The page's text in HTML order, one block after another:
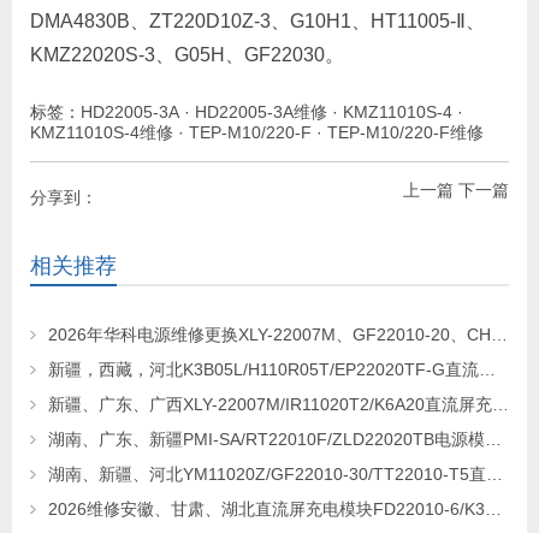
DMA4830B、ZT220D10Z-3、G10H1、HT11005-Ⅱ、
KMZ22020S-3、G05H、GF22030。
标签： HD22005-3A · HD22005-3A维修 · KMZ11010S-4 ·
KMZ11010S-4维修 · TEP-M10/220-F · TEP-M10/220-F维修
上一篇 下一篇
分享到：
相关推荐
2026年华科电源维修更换XLY-22007M、GF22010-20、CHR-22020直流屏充电模块
新疆，西藏，河北K3B05L/H110R05T/EP22020TF-G直流屏充电模块维修更换
新疆、广东、广西XLY-22007M/IR11020T2/K6A20直流屏充电模块维修更换
湖南、广东、新疆PMI-SA/RT22010F/ZLD22020TB电源模块维修更换
湖南、新疆、河北YM11020Z/GF22010-30/TT22010-T5直流屏充电模块维修更换
2026维修安徽、甘肃、湖北直流屏充电模块FD22010-6/K3B20L/GF22010-10